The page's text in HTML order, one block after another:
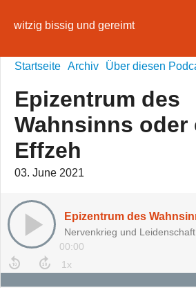
witzig bissig und gereimt
Startseite Archiv Über diesen
Epizentrum des
Wahnsinns oder
Effzeh
03. June 2021
Nervenkrieg und Leidenschaft
00:00